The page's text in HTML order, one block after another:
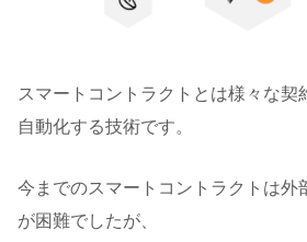
スマートコントラクトとは様々な契
自動化する技術です。
今までのスマートコントラクトは外
が困難でしたが、